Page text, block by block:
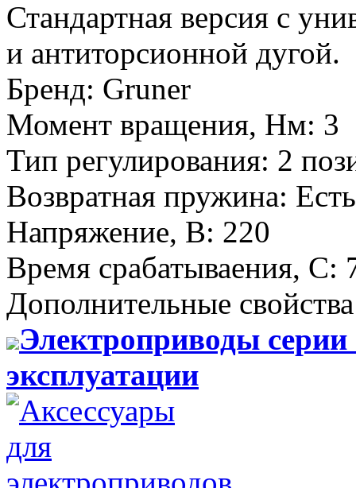
Стандартная версия с
и антиторсионной дугой.
Бренд: Gruner
Момент вращения, Нм: 3
Тип регулирования: 2
Возвратная пружина: Есть
Напряжение, В: 220
Время срабатываения, С:
Дополнительные свойства
Электроприводы серии
эксплуатации